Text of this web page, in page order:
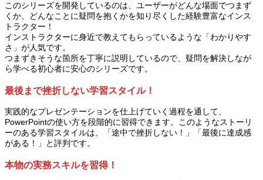
このシリーズを開発しているのは、ユーザーがどんな場面でつまず
くか、どんなことに疑問を抱くかを知り尽くした経験豊富なインス
トラクター！
インストラクターに身近で教えてもらっているような「わかりやす
さ」が人気です。
つまずきそうな箇所を丁寧に説明しているので、疑問を解決しなが
ら学べる初心者に安心のシリーズです。
最後まで挫折しない学習スタイル！
実践的なプレゼンテーションを仕上げていく過程を通して、
PowerPointの使い方を段階的に習得できます。このようなストーリ
ーのある学習スタイルは、「途中で挫折しない！」「最後に達成感
がある！」と評判です。
本物の実務スキルを習得！